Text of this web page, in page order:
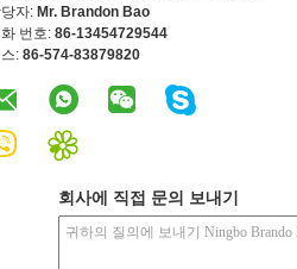
자: Mr. Brandon Bao
번호: 86-13454729544
: 86-574-83879820
회사에 직접 문의 보내기